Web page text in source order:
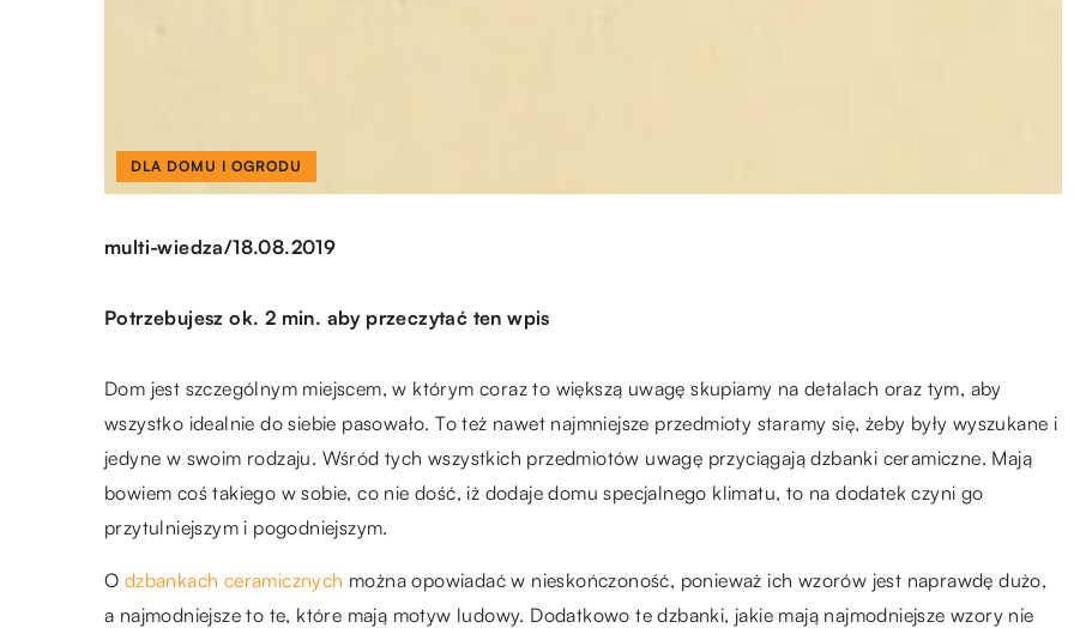
DLA DOMU I OGRODU
multi-wiedza/18.08.2019
Potrzebujesz ok. 2 min. aby przeczytać ten wpis
Dom jest szczególnym miejscem, w którym coraz to większą uwagę skupiamy na detalach oraz tym, aby
wszystko idealnie do siebie pasowało. To też nawet najmniejsze przedmioty staramy się, żeby były wyszukane i
jedyne w swoim rodzaju. Wśród tych wszystkich przedmiotów uwagę przyciągają dzbanki ceramiczne. Mają
bowiem coś takiego w sobie, co nie dość, iż dodaje domu specjalnego klimatu, to na dodatek czyni go
przytulniejszym i pogodniejszym.
O dzbankach ceramicznych można opowiadać w nieskończoność, ponieważ ich wzorów jest naprawdę dużo,
a najmodniejsze to te, które mają motyw ludowy. Dodatkowo te dzbanki, jakie mają najmodniejsze wzory nie